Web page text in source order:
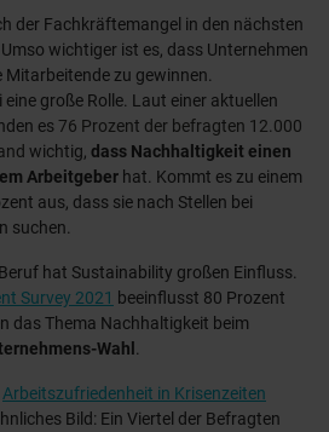
der Fachkräftemangel in den nächsten
wichtiger ist es, dass Unternehmen
zu gewinnen.
große Rolle. Laut einer aktuellen
es76 Prozent der befragten 12.000
wichtig, dass Nachhaltigkeit einen
Arbeitgeber hat. Kommt es zu einem
aus, dass sie nach Stellen bei
suchen.
hat Sustainability großen Einfluss.
Survey 2021 beeinflusst 80 Prozent
das Thema Nachhaltigkeit beim
Wahl
Arbeitszufriedenheit in Krisenzeiten
Bild: Ein Viertel der Befragten